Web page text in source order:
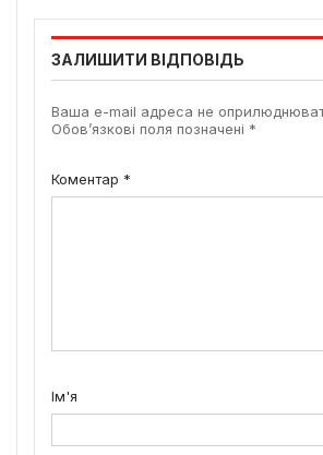
ЗАЛИШИТИ ВІДПОВІДЬ
Ваша e-mail адреса не
Обов’язкові поля позначені *
Коментар *
Ім'я